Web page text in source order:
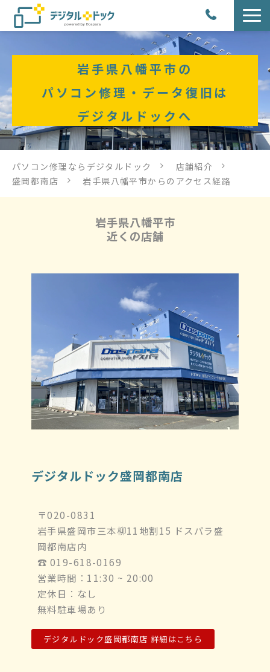
サービス提供方法
店舗紹介
デジタルドックブログ
岩手県八幡平市の
パソコン修理・データ復旧は
デジタルドックへ
パソコン修理ならデジタルドック
店舗紹介
盛岡都南店
岩手県八幡平市からのアクセス経路
岩手県八幡平市
近くの店舗
デジタルドック盛岡都南店
〒020-0831
岩手県盛岡市三本柳11地割15 ドスパラ盛
岡都南店内
☎︎ 019-618-0169
営業時間：11:30 ~ 20:00
定休日：なし
無料駐車場あり
デジタルドック盛岡都南店 詳細はこちら